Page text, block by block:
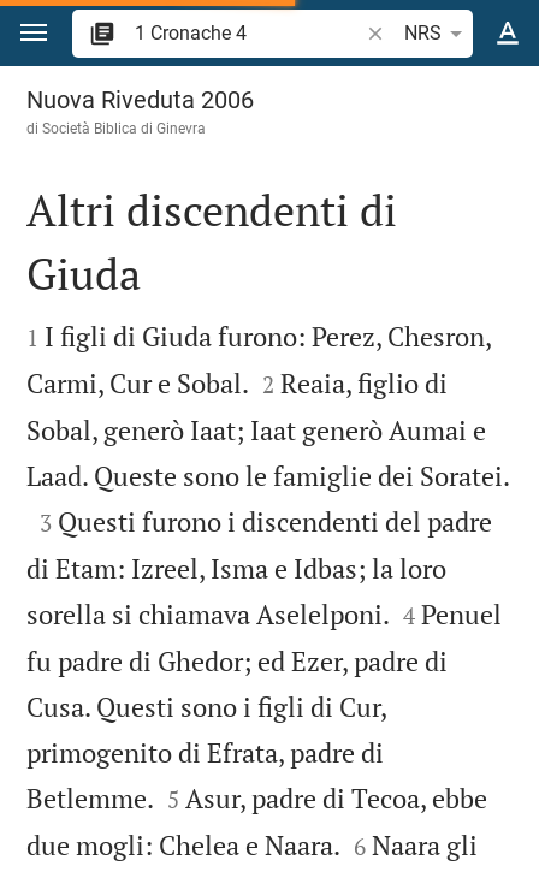
Vai al contenuto
Ricerca verso
NRS
1 Cronache 4
Nuova Riveduta 2006
di Società Biblica di Ginevra

Altri discendenti di
Giuda

1 I figli di Giuda furono: Perez, Chesron,
Carmi, Cur e Sobal. 

2 Reaia, figlio di
Sobal, generò Iaat; Iaat generò Aumai e
Laad. Queste sono le famiglie dei Soratei.

3 Questi furono i discendenti del padre
di Etam: Izreel, Isma e Idbas; la loro
sorella si chiamava Aselelponi. 

4 Penuel
fu padre di Ghedor; ed Ezer, padre di
Cusa. Questi sono i figli di Cur,
primogenito di Efrata, padre di
Betlemme. 

5 Asur, padre di Tecoa, ebbe
due mogli: Chelea e Naara. 

6 Naara gli